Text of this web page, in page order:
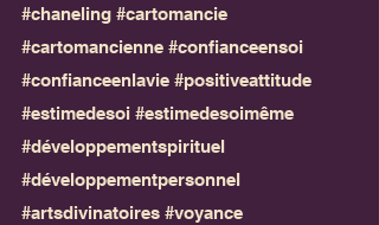
#chaneling #cartomancie
#cartomancienne #confianceensoi
#confianceenlavie #positiveattitude
#estimedesoi #estimedesoimême
#développementspirituel
#développementpersonnel
#artsdivinatoires #voyance